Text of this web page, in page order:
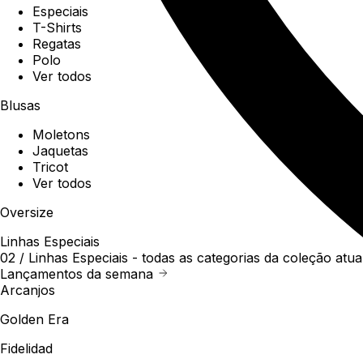
Especiais
T-Shirts
Regatas
Polo
Ver todos
Blusas
Moletons
Jaquetas
Tricot
Ver todos
Oversize
Linhas Especiais
02 / Linhas Especiais - todas as categorias da coleção
Lançamentos da semana
Arcanjos
Golden Era
Fidelidad